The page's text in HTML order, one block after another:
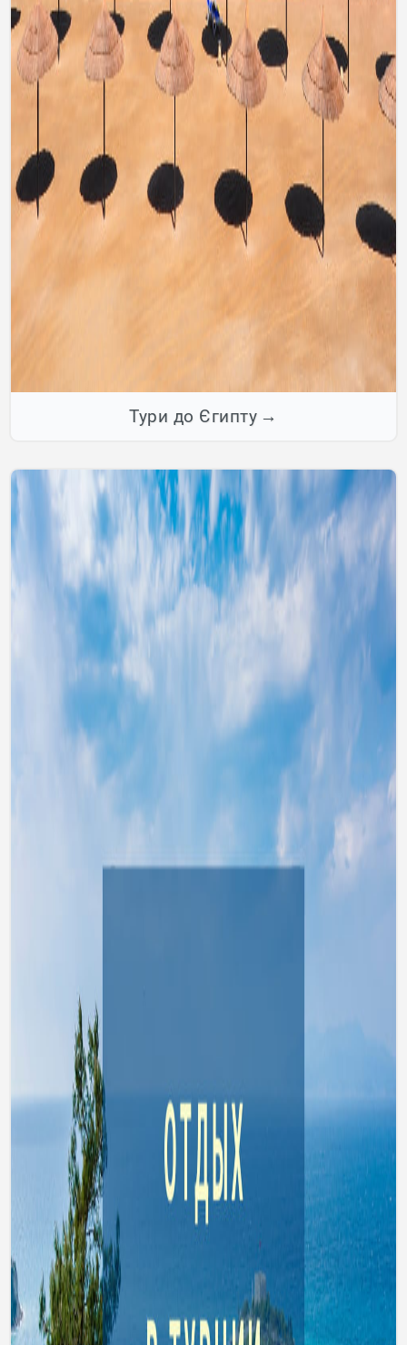
Тури до Єгипту